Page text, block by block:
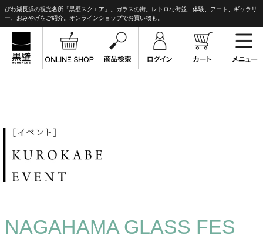
びわ湖長浜の観光名所「黒壁スクエア」。ガラスの街。レトロな街並、体験、アート、ギャラリ
ー、おみやげをご紹介。オンラインショップでお買い物も。
NAGAHAMA GLASS FES